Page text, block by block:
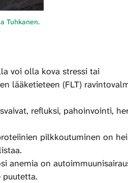
Tuhkanen.
voi olla kova stressi tai
lääketieteen (FLT)
refluksi, pahoinvointi,
pilkkoutuminen on
anemia on
puutetta.